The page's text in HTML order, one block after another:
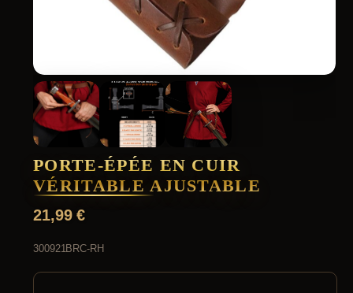
PORTE-ÉPÉE EN CUIR
VÉRITABLE AJUSTABLE
21,99€
300921BRC-RH